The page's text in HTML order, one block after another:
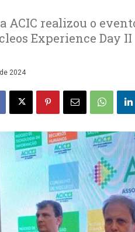
ACIC realizou o
Experience Day II
2024